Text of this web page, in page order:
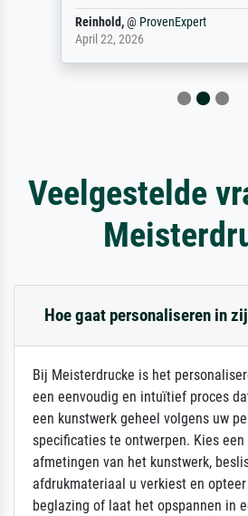
Reinhold,@ ProvenExpert
April 22, 2026
Veelgestelde
Hoe gaat personaliseren in
Bij Meisterdrucke is het
een eenvoudig en intuïtief proces
een kunstwerk geheel volgens uw
specificaties te ontwerpen. Kies
afmetingen van het kunstwerk,
afdrukmateriaal u verkiest en
beglazing of laat het opspannen in